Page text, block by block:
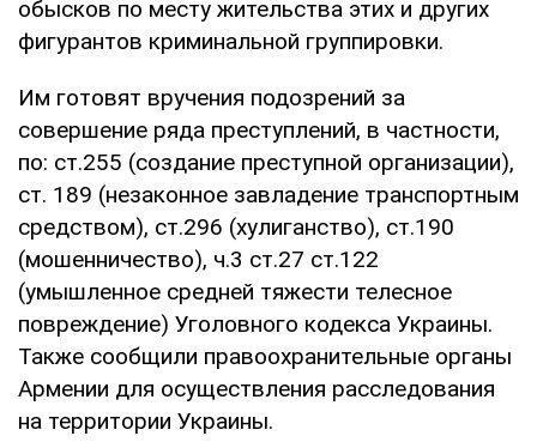
обысков по месту жительства этих и других
фигурантов криминальной группировки.
Им готовят вручения подозрений за
совершение ряда преступлений, в частности,
по: ст.255 (создание преступной организации),
ст. 189 (незаконное завладение транспортным
средством), ст.296 (хулиганство), ст.190
(мошенничество), ч.3 ст.27 ст.122
(умышленное средней тяжести телесное
повреждение) Уголовного кодекса Украины.
Также сообщили правоохранительные органы
Армении для осуществления расследования
на территории Украины.